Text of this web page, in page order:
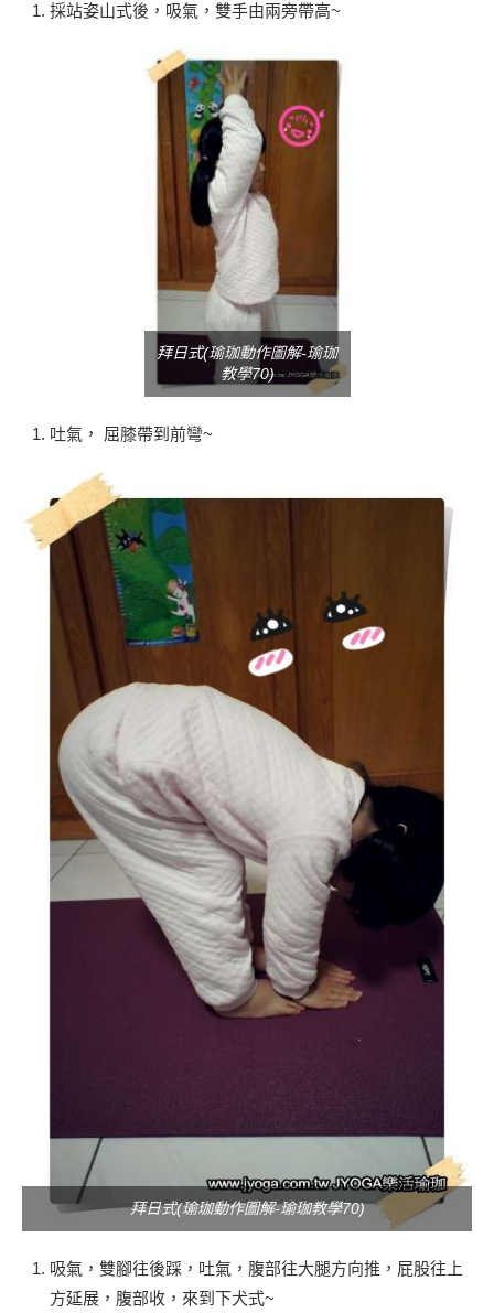
採站姿山式後，吸氣，雙手由兩旁帶高~
拜日式(瑜珈動作圖解-瑜珈
教學70)
吐氣， 屈膝帶到前彎~
拜日式(瑜珈動作圖解-瑜珈教學70)
吸氣，雙腳往後踩，吐氣，腹部往大腿方向推，屁股往上
方延展，腹部收，來到下犬式~